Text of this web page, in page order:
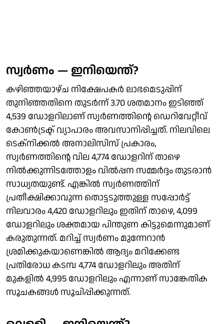
സ്വർണം — ഇനിയെന്ത്?
കഴിഞ്ഞയാഴ്ച നിക്ഷേപകർ ലാഭമെടുപ്പിന്
തുനിഞ്ഞതിനെ തുടർന്ന് 3.70 ശതമാനം ഇടിഞ്ഞ്
4,539 ഡോളറിലാണ് സ്വർണത്തിന്റെ ഡെറിവേറ്റീവ്
കോൺട്രക്ട് വ്യാപാരം അവസാനിപ്പിച്ചത്. നിലവിലെ
ടെക്നിക്കൽ അനാലിസിസ് പ്രകാരം,
സ്വർണത്തിന്റെ വില 4,774 ഡോളറിന് താഴെ
നിൽക്കുന്നിടത്തോളം വിൽപ്പന സമ്മർദ്ദം തുടരാൻ
സാധ്യതയുണ്ട്. എങ്കിൽ സ്വർണത്തിന്
പ്രതീക്ഷിക്കാവുന്ന തൊട്ടടുത്തുള്ള സപ്പോർട്ട്
നിലവാരം 4,420 ഡോളറിലും ഇതിന് താഴെ, 4,099
ഡോളറിലും ശക്തമായ പിന്തുണ കിട്ടുമെന്നുമാണ്
കരുതുന്നത്. മറിച്ച് സ്വർണം മുന്നേറാൻ
ശ്രമിക്കുകയാണെങ്കിൽ ആദ്യം മറിക്കേണ്ട
പ്രതിരോധ കടമ്പ 4,774 ഡോളറിലും അതിന്
മുകളിൽ 4,995 ഡോളറിലും എന്നാണ് സാങ്കേതിക
സൂചകങ്ങൾ സൂചിപ്പിക്കുന്നത്.